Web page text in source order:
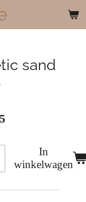
sand
In
winkelwagen